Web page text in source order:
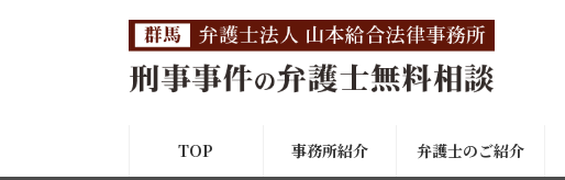
TOP 事務所紹介 弁護士のご紹介